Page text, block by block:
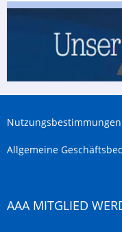
Nutzungsbestimmungen
Allgemeine
AAA MITGLIED